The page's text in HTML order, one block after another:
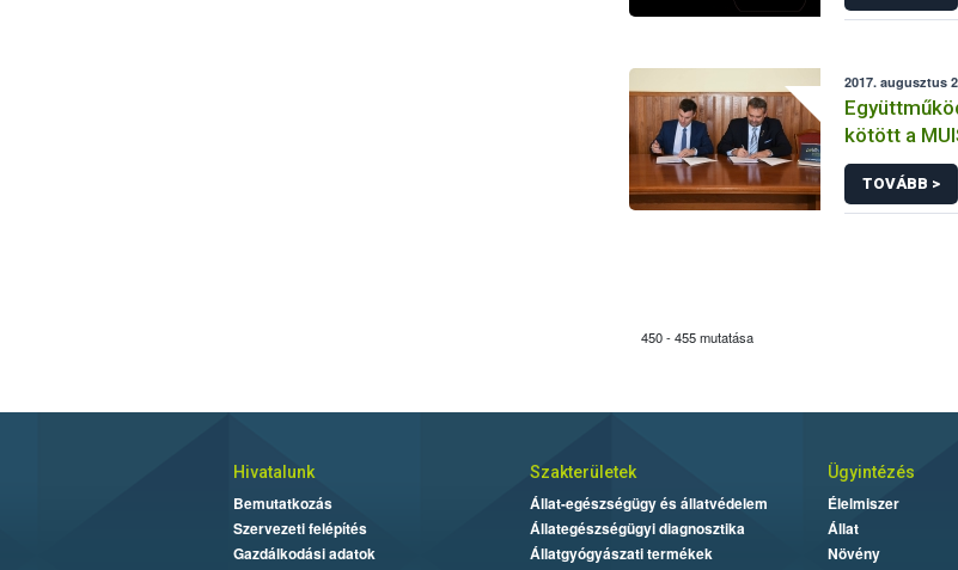
2017. augusztus
kötött a
TOVÁBB >
450 - 455 mutatása
Hivatalunk
Bemutatkozás
Szervezeti felépítés
Gazdálkodási adatok
Szakterületek
Állat-egészségügy és állatvédelem
Állategészségügyi diagnosztika
Állatgyógyászati termékek
Ügyintézés
Élelmiszer
Állat
Növény